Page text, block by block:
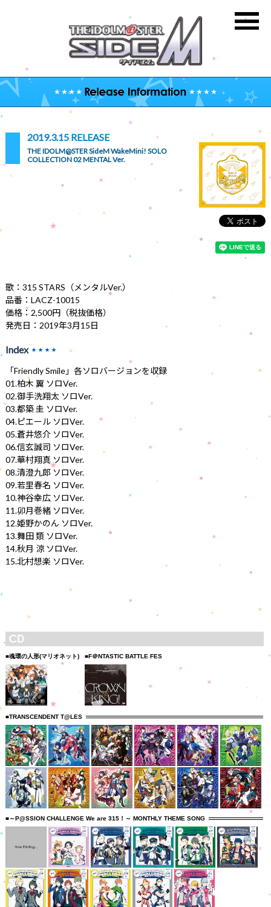
2019.3.15 RELEASE
THE IDOLM@STER SideM WakeMini! SOLO
COLLECTION 02 MENTAL Ver.
歌：315 STARS（メンタルVer.）
品番：LACZ-10015
価格：2,500円（税抜価格）
発売日：2019年3月15日
Index ★★★★
「Friendly Smile」各ソロバージョンを収録
01.柏木 翼 ソロVer.
02.御手洗翔太 ソロVer.
03.都築 圭 ソロVer.
04.ピエール ソロVer.
05.蒼井悠介 ソロVer.
06.信玄誠司 ソロVer.
07.華村翔真 ソロVer.
08.清澄九郎 ソロVer.
09.若里春名 ソロVer.
10.神谷幸広 ソロVer.
11.卯月巻緒 ソロVer.
12.姫野かのん ソロVer.
13.舞田 類 ソロVer.
14.秋月 涼 ソロVer.
15.北村想楽 ソロVer.
■魂環の人形(マリオネット) ■F＠NTASTIC BATTLE FES
■TRANSCENDENT T@LES
■～P@SSION CHALLENGE We are 315！～ MONTHLY THEME SONG